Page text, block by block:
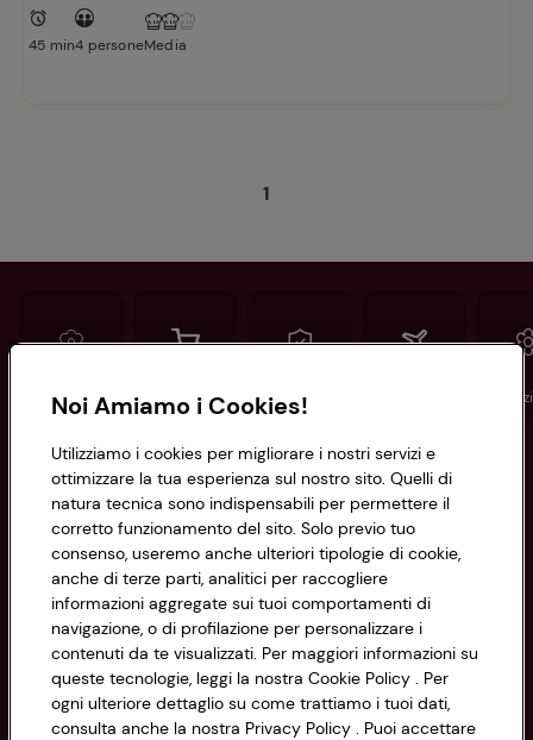
45 min4 personeMedia
1
Conad Spesa online Assicurazioni
Informazioni
Privacy Policy
Cookie Policy
Impostazioni Cookie
Accessibilità
CONAD SOCIETÀ COOPERATIVA
Via Michelino, 59 | 40127 BOLOGNA
Codice Fiscale e Registro Imprese
di Bologna 00865960157
PARTITA IVA 03320960374
Noi Amiamo i Cookies!
Utilizziamo i cookies per migliorare i nostri servizi e
ottimizzare la tua esperienza sul nostro sito. Quelli di
natura tecnica sono indispensabili per permettere il
corretto funzionamento del sito. Solo previo tuo
consenso, useremo anche ulteriori tipologie di cookie,
anche di terze parti, analitici per raccogliere
informazioni aggregate sui tuoi comportamenti di
navigazione, o di profilazione per personalizzare i
contenuti da te visualizzati. Per maggiori informazioni su
queste tecnologie, leggi la nostra Cookie Policy . Per
ogni ulteriore dettaglio su come trattiamo i tuoi dati,
consulta anche la nostra Privacy Policy . Puoi accettare